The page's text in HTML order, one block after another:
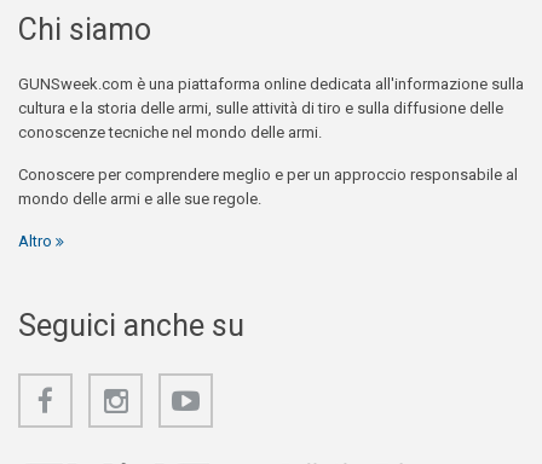
Chi siamo
GUNSweek.com è una piattaforma online dedicata all'informazione sulla
cultura e la storia delle armi, sulle attività di tiro e sulla diffusione delle
conoscenze tecniche nel mondo delle armi.
Conoscere per comprendere meglio e per un approccio responsabile al
mondo delle armi e alle sue regole.
Altro
Seguici anche su